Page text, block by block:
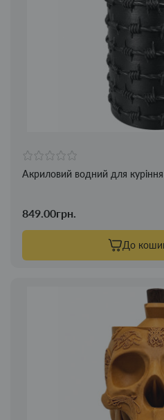
Акриловий водний для
849.00грн.
До